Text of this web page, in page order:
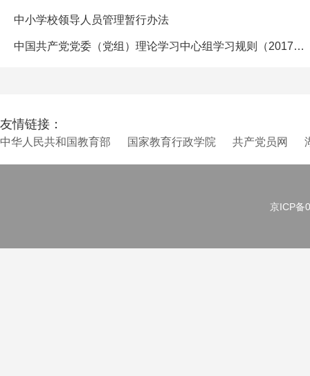
中小学校领导人员管理暂行办法
中国共产党党委（党组）理论学习中心组学习规则（2017年印发）
友情链接：
中华人民共和国教育部 国家教育行政学院 共产党员网
京ICP备